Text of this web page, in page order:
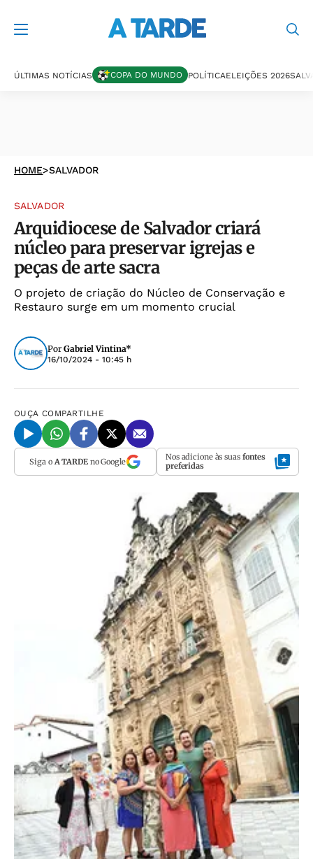
ÚLTIMAS NOTÍCIAS COPA DO MUNDO POLÍTICAELEIÇÕES 2026
HOME>SALVADOR
SALVADOR
Arquidiocese de Salvador criará
núcleo para preservar igrejas e
peças de arte sacra
O projeto de criação do Núcleo de Conservação e
Restauro surge em um momento crucial
Por Gabriel Vintina*
16/10/2024 - 10:45 h
OUÇA COMPARTILHE
Siga o A TARDEno Google Nos adicione às suas fontes
preferidas